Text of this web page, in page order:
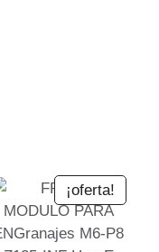
¡oferta!